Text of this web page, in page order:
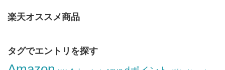
楽天オススメ商品
タグでエントリを探す